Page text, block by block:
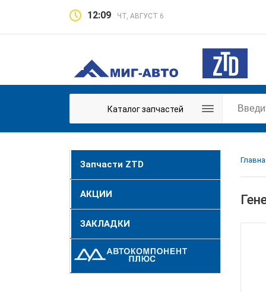
12:09 ЧТ, АВГУСТ 6
Каталог запчастей
Запчасти ZTD
АКЦИИ
ЗАКЛАДКИ